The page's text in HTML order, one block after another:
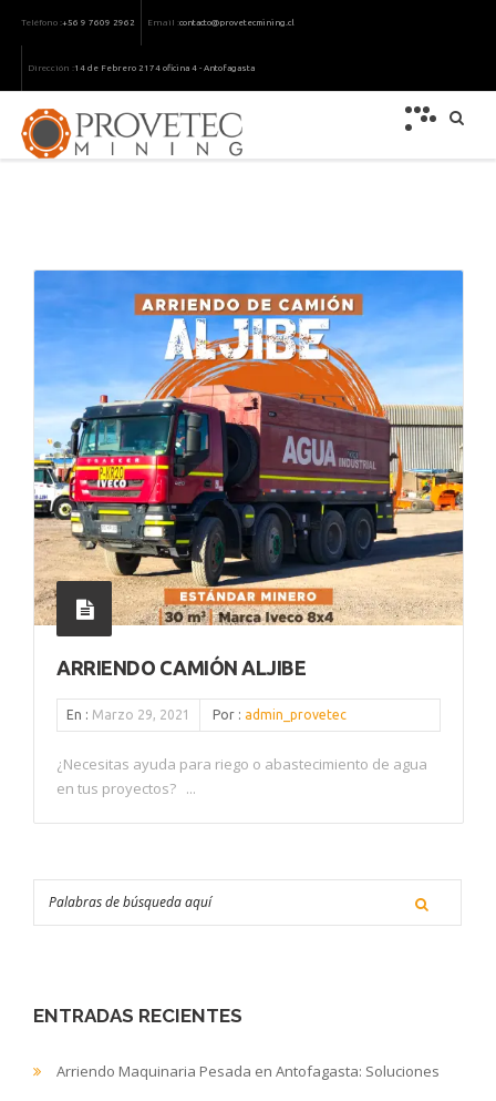
Teléfono :+56 9 7609 2962 Email :contacto@provetecmining.cl
Dirección :14 de Febrero 2174 oficina 4 - Antofagasta
ARRIENDO CAMIÓN ALJIBE
En : Marzo 29, 2021 Por : admin_provetec
¿Necesitas ayuda para riego o abastecimiento de agua
en tus proyectos? ⁣ ⁣ ...
ENTRADAS RECIENTES
Arriendo Maquinaria Pesada en Antofagasta: Soluciones